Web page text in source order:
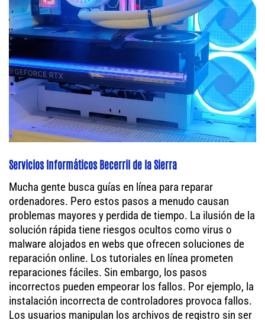
Servicios Informáticos Becerril de la Sierra
Mucha gente busca guías en línea para reparar
ordenadores. Pero estos pasos a menudo causan
problemas mayores y perdida de tiempo. La ilusión de la
solución rápida tiene riesgos ocultos como virus o
malware alojados en webs que ofrecen soluciones de
reparación online. Los tutoriales en línea prometen
reparaciones fáciles. Sin embargo, los pasos
incorrectos pueden empeorar los fallos. Por ejemplo, la
instalación incorrecta de controladores provoca fallos.
Los usuarios manipulan los archivos de registro sin ser